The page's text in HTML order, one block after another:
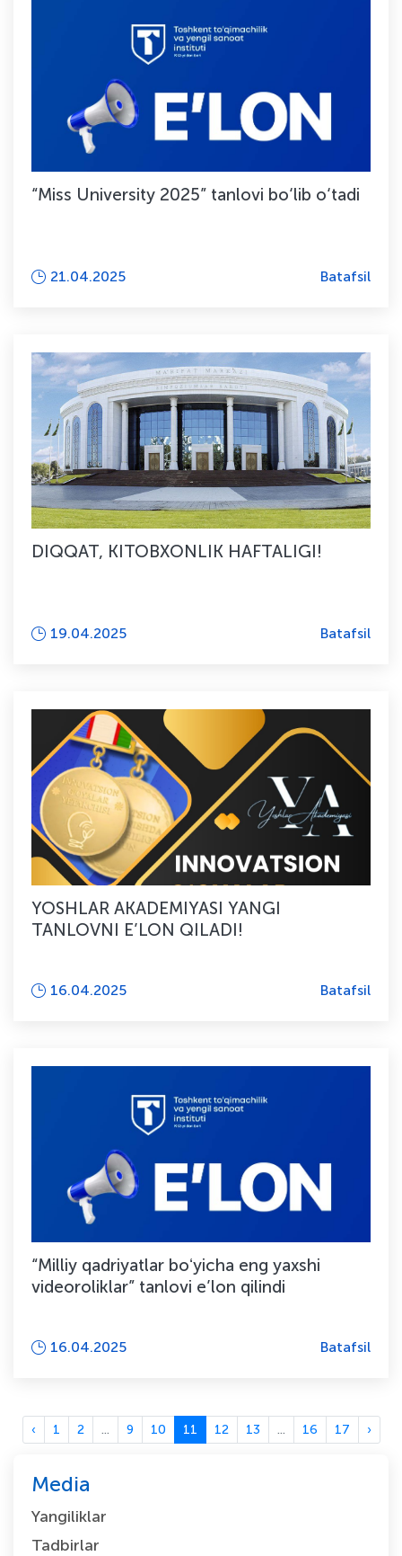
“Miss University 2025” tanlovi bo‘lib o‘tadi
21.04.2025 Batafsil
DIQQAT, KITOBXONLIK HAFTALIGI!
19.04.2025 Batafsil
YOSHLAR AKADEMIYASI YANGI
TANLOVNI E’LON QILADI!
16.04.2025 Batafsil
“Milliy qadriyatlar boʻyicha eng yaxshi
videoroliklar” tanlovi e’lon qilindi
16.04.2025 Batafsil
‹ 1 2 ... 9 10 11 12 13 ... 16 17 ›
Media
Yangiliklar
Tadbirlar